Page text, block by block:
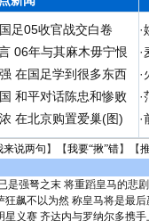
足05收官战交白卷
06年与其麻木毋宁恨
在国足学到很多东西
和平对话陈忠和惨败
在北京购置爱巢(图)
·
·
·
·
·
来说两句 】【我要“揪”错】【
是强弩之末 将重蹈皇马的悲剧
狂飙不以为然 称皇马将是最后
星义赛 齐达内与罗纳尔多携手